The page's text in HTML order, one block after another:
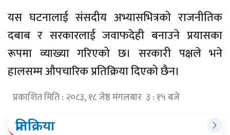
यस घटनालाई संसदीय अभ्यासभित्रको राजनीतिक
दबाब र सरकारलाई जवाफदेही बनाउने प्रयासका
रूपमा व्याख्या गरिएको छ। सरकारी पक्षले भने
हालसम्म औपचारिक प्रतिक्रिया दिएको छैन।
प्रकाशित मिति : २०८३, १८ जेष्ठ मंगलबार ३ : १५ बजे
प्रतिक्रिया